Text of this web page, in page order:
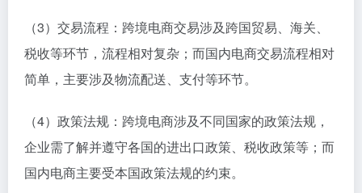
（3）交易流程：跨境电商交易涉及跨国贸易、海关、
税收等环节，流程相对复杂；而国内电商交易流程相对
简单，主要涉及物流配送、支付等环节。
（4）政策法规：跨境电商涉及不同国家的政策法规，
企业需了解并遵守各国的进出口政策、税收政策等；而
国内电商主要受本国政策法规的约束。